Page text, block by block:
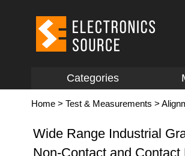
Categories
Home > Test & Measurements >
Wide Range Industrial
Non-Contact and